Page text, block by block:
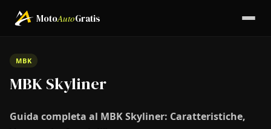
MotoAutoGratis
MBK
MBK Skyliner
Guida completa al MBK Skyliner: Caratteristiche,